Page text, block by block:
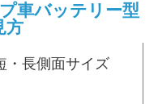
車バッテリー型
方
長側面サイズ